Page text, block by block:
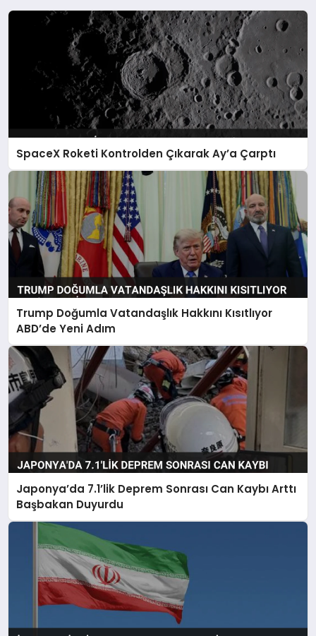
SpaceX Roketi Kontrolden Çıkarak Ay’a Çarptı
Trump Doğumla Vatandaşlık Hakkını Kısıtlıyor
ABD’de Yeni Adım
Japonya’da 7.1’lik Deprem Sonrası Can Kaybı Arttı
Başbakan Duyurdu